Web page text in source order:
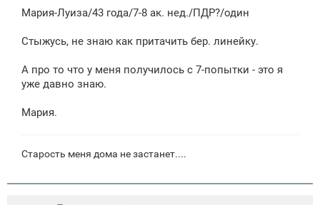
е
Мария-Луиза/43 года/7-8 ак. нед./ПДР?/один
Стыжусь, не знаю как притачить бер. линейку.
А про то что у меня получилось с 7-попытки - это я
уже давно знаю.
Мария.
Старость меня дома не застанет....